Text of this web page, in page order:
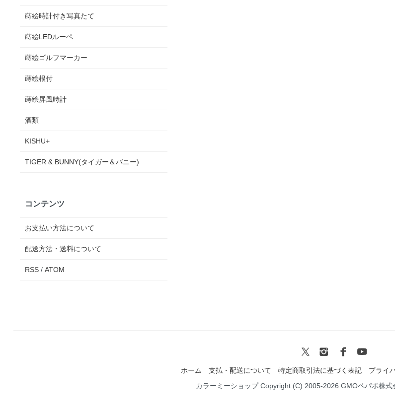
蒔絵時計付き写真たて
蒔絵LEDルーペ
蒔絵ゴルフマーカー
蒔絵根付
蒔絵屏風時計
酒類
KISHU+
TIGER & BUNNY(タイガー＆バニー)
コンテンツ
お支払い方法について
配送方法・送料について
RSS/ ATOM
ホーム 支払・配送について 特定商取引法に基づく表記 プライ
カラーミーショップCopyright (C) 2005-2026 GMOペパボ株式